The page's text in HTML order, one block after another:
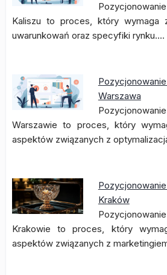
Kaliszu to proces, który wymaga
uwarunkowań oraz specyfiki rynku.…
Warszawa
Warszawie to proces, który
aspektów związanych z
Kraków
Krakowie to proces, który
aspektów związanych z